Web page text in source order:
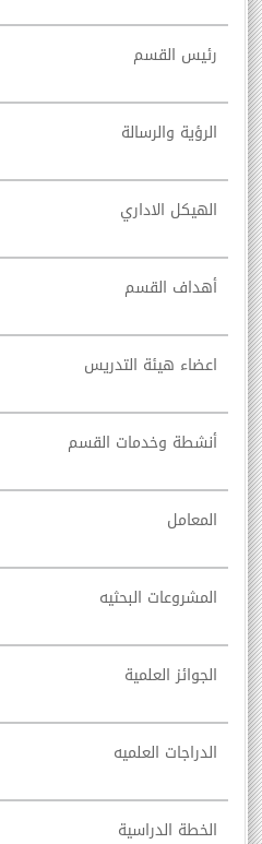
رئيس القسم
الرؤية والرسالة
الهيكل الاداري
أهداف القسم
اعضاء هيئة التدريس
أنشطة وخدمات القسم
المعامل
المشروعات البحثيه
الجوائز العلمية
الدراجات العلميه
الخطة الدراسية